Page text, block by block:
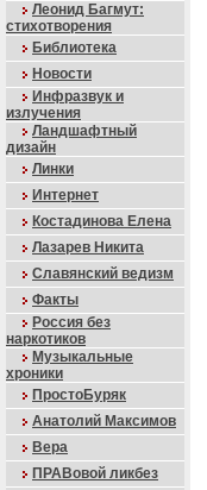
Леонид Багмут:
стихотворения
Библиотека
Новости
Инфразвук и
излучения
Ландшафтный
дизайн
Линки
Интернет
Костадинова Елена
Лазарев Никита
Славянский ведизм
Факты
Россия без
наркотиков
Музыкальные
хроники
ПростоБуряк
Анатолий Максимов
Вера
ПРАВовой ликбез